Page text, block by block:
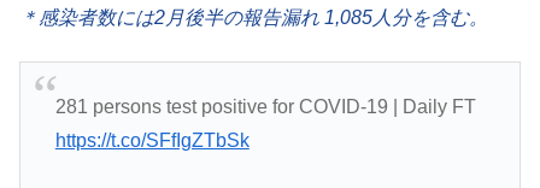
＊感染者数には2月後半の報告漏れ 1,085人分を含む。
281 persons test positive for COVID-19 | Daily FT
https://t.co/SFfIgZTbSk